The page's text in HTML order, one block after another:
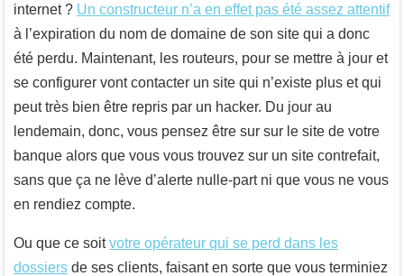
internet ? Un constructeur n’a en effet pas été assez attentif
à l’expiration du nom de domaine de son site qui a donc
été perdu. Maintenant, les routeurs, pour se mettre à jour et
se configurer vont contacter un site qui n’existe plus et qui
peut très bien être repris par un hacker. Du jour au
lendemain, donc, vous pensez être sur sur le site de votre
banque alors que vous vous trouvez sur un site contrefait,
sans que ça ne lève d’alerte nulle-part ni que vous ne vous
en rendiez compte.
Ou que ce soitvotre opérateur qui se perd dans les
dossiers de ses clients, faisant en sorte que vous terminiez